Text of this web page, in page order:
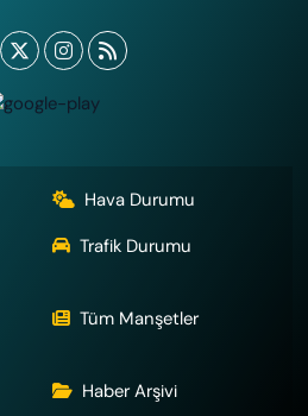
Hava Durumu
Trafik Durumu
Tüm Manşetler
Haber Arşivi